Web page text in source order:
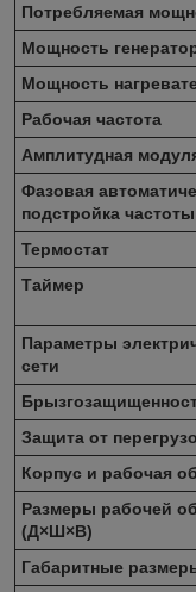
Потребляемая
Мощность
Мощность
Рабочая частота
Амплитудная
Фазовая
подстройка частоты
Термостат
Таймер
Параметры
сети
Защита от
Корпус и рабочая
Размеры рабочей
(Д×Ш×В)
Габаритные